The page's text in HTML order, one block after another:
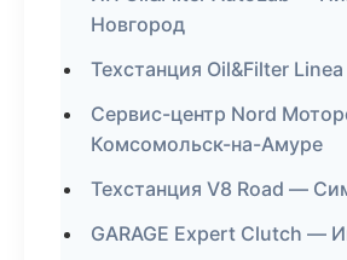
Новгород
Техстанция Oil&Filter
Сервис-центр Nord
Комсомольск-на-Амуре
Техстанция V8 Road —
GARAGE Expert Clutch —